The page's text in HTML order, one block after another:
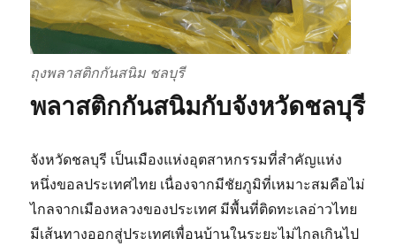
ถุงพลาสติกกันสนิม ชลบุรี
พลาสติกกันสนิมกับจังหวัดชลบุรี
จังหวัดชลบุรี เป็นเมืองแห่งอุตสาหกรรมที่สำคัญแห่ง
หนึ่งขอลประเทศไทย เนื่องจากมีชัยภูมิที่เหมาะสมคือไม่
ไกลจากเมืองหลวงของประเทศ มีพื้นที่ติดทะเลอ่าวไทย
มีเส้นทางออกสู่ประเทศเพื่อนบ้านในระยะไม่ไกลเกินไป